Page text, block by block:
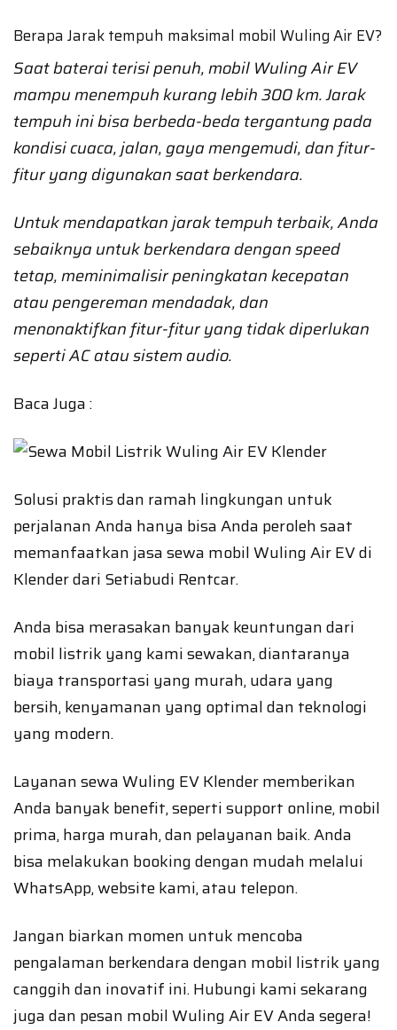
Berapa Jarak tempuh maksimal mobil Wuling Air EV?
Saat baterai terisi penuh, mobil Wuling Air EV
mampu menempuh kurang lebih 300 km. Jarak
tempuh ini bisa berbeda-beda tergantung pada
kondisi cuaca, jalan, gaya mengemudi, dan fitur-
fitur yang digunakan saat berkendara.
Untuk mendapatkan jarak tempuh terbaik, Anda
sebaiknya untuk berkendara dengan speed
tetap, meminimalisir peningkatan kecepatan
atau pengereman mendadak, dan
menonaktifkan fitur-fitur yang tidak diperlukan
seperti AC atau sistem audio.
Baca Juga :
Solusi praktis dan ramah lingkungan untuk
perjalanan Anda hanya bisa Anda peroleh saat
memanfaatkan jasa sewa mobil Wuling Air EV di
Klender dari Setiabudi Rentcar.
Anda bisa merasakan banyak keuntungan dari
mobil listrik yang kami sewakan, diantaranya
biaya transportasi yang murah, udara yang
bersih, kenyamanan yang optimal dan teknologi
yang modern.
Layanan sewa Wuling EV Klender memberikan
Anda banyak benefit, seperti support online, mobil
prima, harga murah, dan pelayanan baik. Anda
bisa melakukan booking dengan mudah melalui
WhatsApp, website kami, atau telepon.
Jangan biarkan momen untuk mencoba
pengalaman berkendara dengan mobil listrik yang
canggih dan inovatif ini. Hubungi kami sekarang
juga dan pesan mobil Wuling Air EV Anda segera!